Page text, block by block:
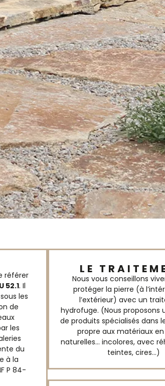
référer
52.1. Il
les
de
les
du
à la
P 84-
LE
Nous vous conseillons
protéger la pierre (à
l’extérieur) avec un
hydrofuge. (Nous proposons
de produits spécialisés dans
propre aux matériaux en
naturelles… incolores, avec
teintes, cires…)